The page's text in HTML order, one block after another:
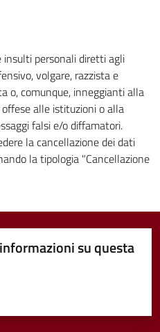
personali diretti agli
volgare, razzista e
o, comunque, inneggianti alla
alle istituzioni o alla
falsi e/o diffamatori.
la cancellazione dei dati
la tipologia "Cancellazione
su questa
su 5
5